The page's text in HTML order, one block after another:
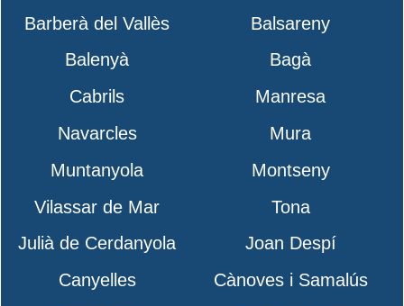
Barberà del Vallès
Balsareny
Balenyà
Bagà
Cabrils
Manresa
Navarcles
Mura
Muntanyola
Montseny
Vilassar de Mar
Tona
Julià de Cerdanyola
Joan Despí
Canyelles
Cànoves i Samalús